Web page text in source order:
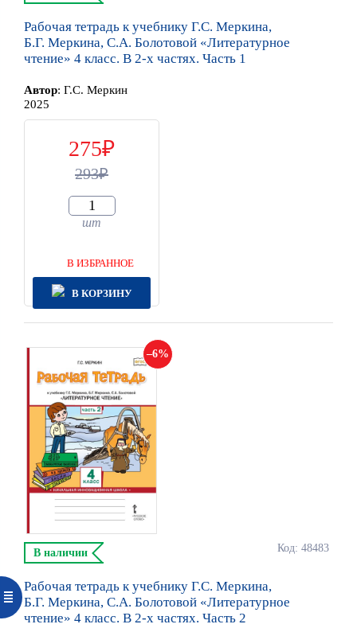
Рабочая тетрадь к учебнику Г.С. Меркина,
Б.Г. Меркина, С.А. Болотовой «Литературное
чтение» 4 класс. В 2-х частях. Часть 1
Автор: Г.С. Меркин
2025
275
293
шт
В ИЗБРАННОЕ
В КОРЗИНУ
6
Код: 48483
В наличии
Рабочая тетрадь к учебнику Г.С. Меркина,
Б.Г. Меркина, С.А. Болотовой «Литературное
чтение» 4 класс. В 2-х частях. Часть 2